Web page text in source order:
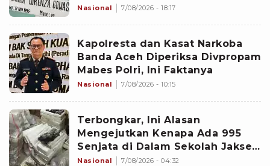
di Medan Tewas
Nasional 7/08/2026 - 18:17
Kapolresta dan Kasat Narkoba
Banda Aceh Diperiksa Divpropam
Mabes Polri, Ini Faktanya
Nasional 7/08/2026 - 10:15
Terbongkar, Ini Alasan
Mengejutkan Kenapa Ada 995
Senjata di Dalam Sekolah Jaksel
Sejak 2020
Nasional 7/08/2026 - 04:32